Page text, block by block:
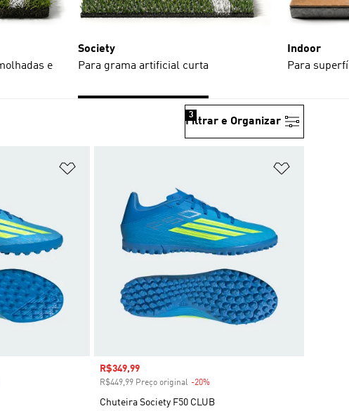
e
Society
Para grama artificial curta
Indoor
Para
Filtrar e Organizar
3
Preço com desconto
R$349,99
R$449,99 Preço original -20%Desconto
Chuteira Society F50 CLUB